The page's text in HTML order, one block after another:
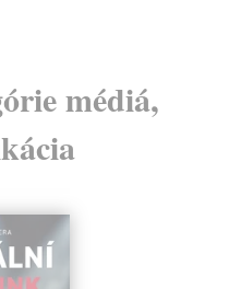
médiá,